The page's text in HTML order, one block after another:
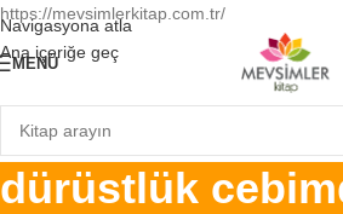
https://mevsimlerkitap.com.tr/
Navigasyona atla
Ana içeriğe geç
MENÜ
dürüstlük